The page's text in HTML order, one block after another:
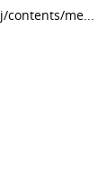
me...